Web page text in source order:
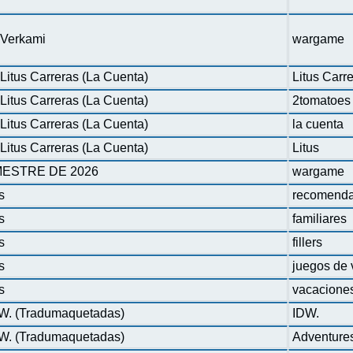
wargame
Carreras (La Cuenta)
Litus
Carreras (La Cuenta)
2tomatoes
Carreras (La Cuenta)
la cuenta
Carreras (La Cuenta)
Litus
DE 2026
wargame
familiares
fillers
juegos de
(Tradumaquetadas)
IDW.
(Tradumaquetadas)